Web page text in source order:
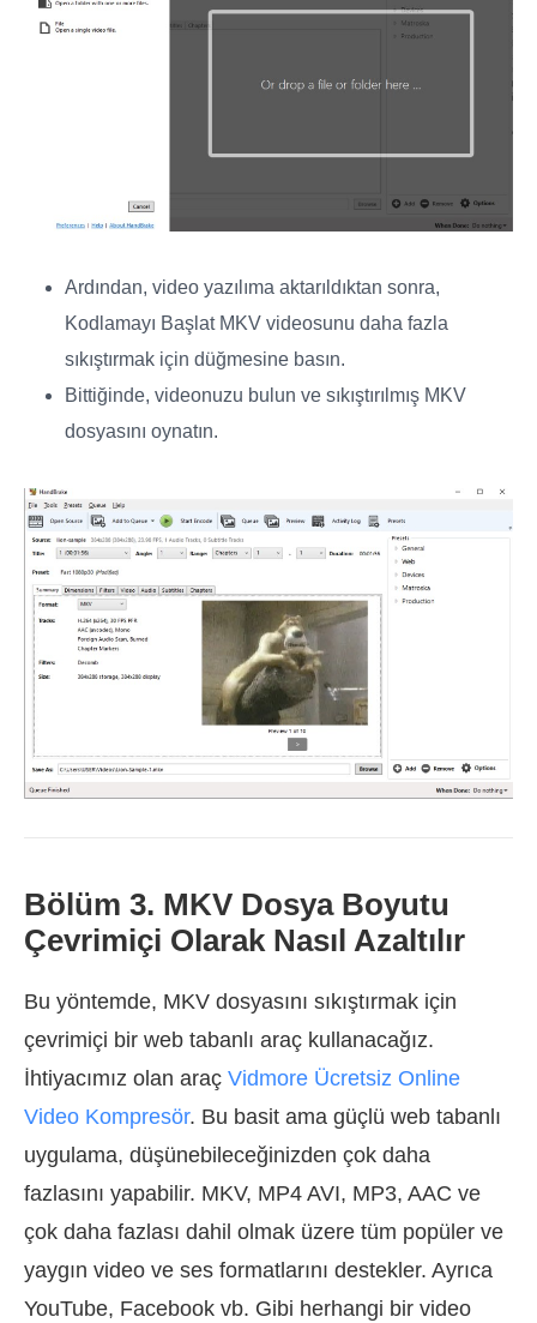
Ardından, video yazılıma aktarıldıktan sonra,
Kodlamayı BaşlatMKV videosunu daha fazla
sıkıştırmak için düğmesine basın.
Bittiğinde, videonuzu bulun ve sıkıştırılmış MKV
dosyasını oynatın.
Bölüm 3. MKV Dosya Boyutu
Çevrimiçi Olarak Nasıl Azaltılır
Bu yöntemde, MKV dosyasını sıkıştırmak için
çevrimiçi bir web tabanlı araç kullanacağız.
İhtiyacımız olan araç Vidmore Ücretsiz Online
Video Kompresör. Bu basit ama güçlü web tabanlı
uygulama, düşünebileceğinizden çok daha
fazlasını yapabilir. MKV, MP4 AVI, MP3, AAC ve
çok daha fazlası dahil olmak üzere tüm popüler ve
yaygın video ve ses formatlarını destekler. Ayrıca
YouTube, Facebook vb. Gibi herhangi bir video